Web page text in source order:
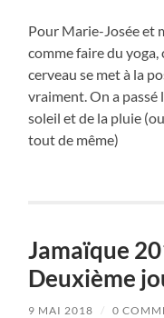
Pour Marie-Josée et
comme faire du yoga,
cerveau se met à la
vraiment. On a
soleil et de la pluie
tout de même)
Jamaïque
Deuxième
9 MAI 2018 / 0